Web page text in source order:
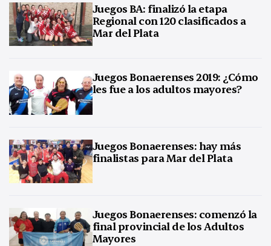
Juegos BA: finalizó la etapa
Regional con 120 clasificados a
Mar del Plata
Juegos Bonaerenses 2019: ¿Cómo
les fue a los adultos mayores?
Juegos Bonaerenses: hay más
finalistas para Mar del Plata
Juegos Bonaerenses: comenzó la
final provincial de los Adultos
Mayores